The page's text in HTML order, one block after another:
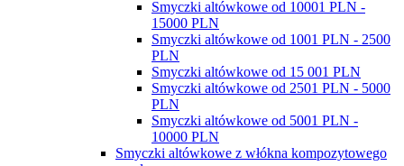
Smyczki altówkowe od 10001 PLN -
15000 PLN
Smyczki altówkowe od 1001 PLN - 2500
PLN
Smyczki altówkowe od 15 001 PLN
Smyczki altówkowe od 2501 PLN - 5000
PLN
Smyczki altówkowe od 5001 PLN -
10000 PLN
Smyczki altówkowe z włókna kompozytowego